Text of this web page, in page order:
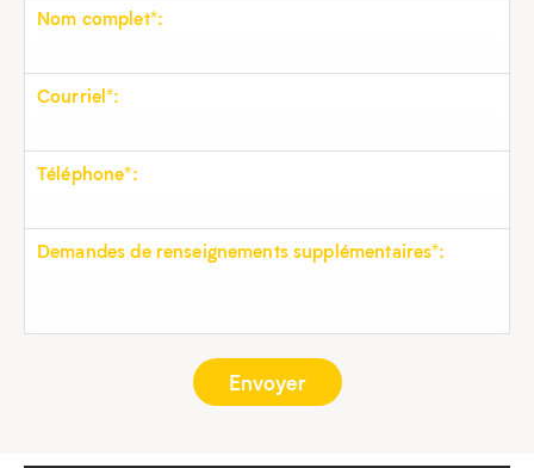
Nom complet*:
Courriel*:
Téléphone*:
Demandes de renseignements supplémentaires*: